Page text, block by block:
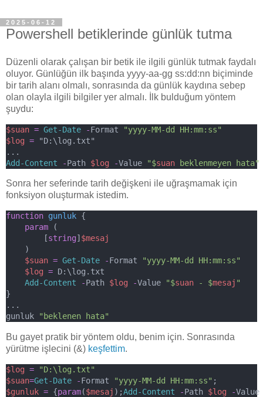
2025-06-12
Powershell betiklerinde günlük tutma
Düzenli olarak çalışan bir betik ile ilgili günlük tutmak faydalı
oluyor. Günlüğün ilk başında yyyy-aa-gg ss:dd:nn biçiminde
bir tarih alanı olmalı, sonrasında da günlük kaydına sebep
olan olayla ilgili bilgiler yer almalı. İlk bulduğum yöntem
şuydu:
$suan = Get-Date -Format
"yyyy-MM-dd HH:mm:ss"
$log = "D:\log.txt"
...
Add-Content
-Path $log -Value "$suan beklenmeyen hata"
Sonra her seferinde tarih değişkeni ile uğraşmamak için
fonksiyon oluşturmak istedim.
function gunluk {
param (
[string] $mesaj
)
$suan = Get-Date -Format
"yyyy-MM-dd HH:mm:ss"
$log = D:\log.txt
Add-Content
-Path $log -Value "$suan - $mesaj "
}
...
gunluk
"beklenen hata"
Bu gayet pratik bir yöntem oldu, benim için. Sonrasında
yürütme işlecini (&) keşfettim.
$log =
"D:\log.txt"
$suan=Get-Date -Format "yyyy-MM-dd HH:mm:ss" ;
$gunluk = {param($mesaj );Add-Content -Path $log -